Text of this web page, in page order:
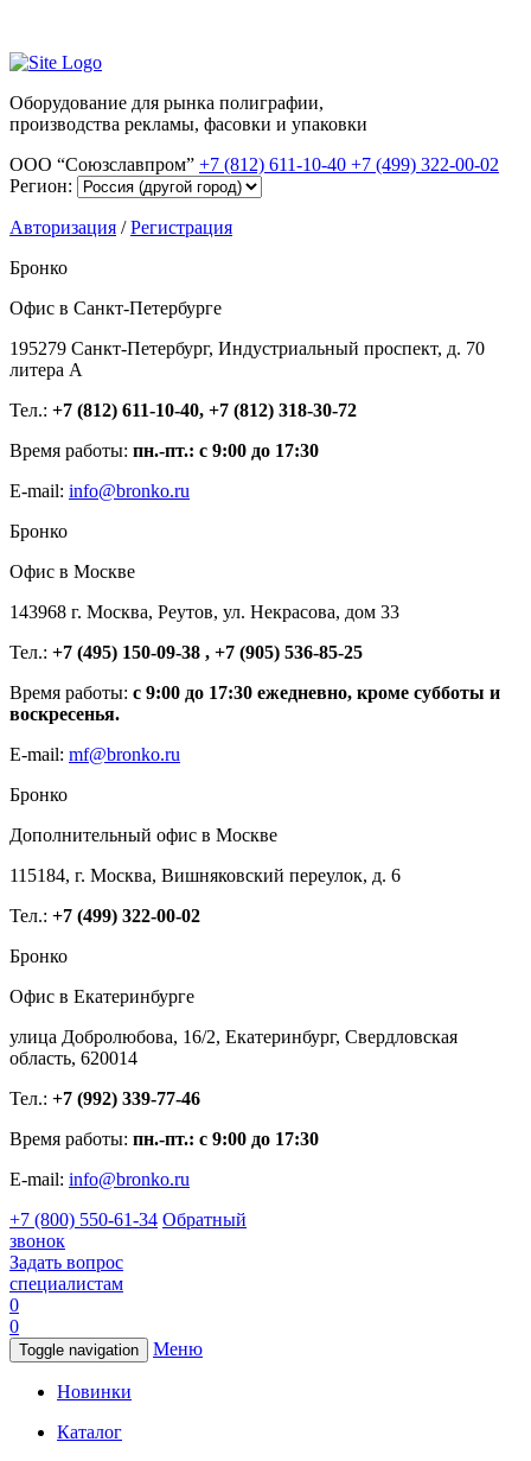
Оборудование для рынка полиграфии,
производства рекламы, фасовки и упаковки
ООО “Союзславпром” +7 (812) 611-10-40 +7 (499) 322-00-02
Регион:
Авторизация /Регистрация
Бронко
Офис в Санкт-Петербурге
195279 Санкт-Петербург, Индустриальный проспект, д. 70
литера А
Тел.: +7 (812) 611-10-40, +7 (812) 318-30-72
Время работы: пн.-пт.: с 9:00 до 17:30
E-mail: info@bronko.ru
Бронко
Офис в Москве
143968 г. Москва, Реутов, ул. Некрасова, дом 33
Тел.: +7 (495) 150-09-38 , +7 (905) 536-85-25
Время работы: с 9:00 до 17:30 ежедневно, кроме субботы и
воскресенья.
E-mail: mf@bronko.ru
Бронко
Дополнительный офис в Москве
115184, г. Москва, Вишняковский переулок, д. 6
Тел.: +7 (499) 322-00-02
Бронко
Офис в Екатеринбурге
улица Добролюбова, 16/2, Екатеринбург, Свердловская
область, 620014
Тел.: +7 (992) 339-77-46
Время работы: пн.-пт.: с 9:00 до 17:30
E-mail: info@bronko.ru
+7 (800) 550-61-34 Обратный
звонок
Задать вопрос
специалистам
0
0
Toggle navigation Меню
Новинки
Каталог